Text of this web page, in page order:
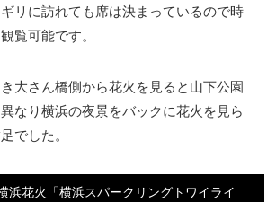
リに訪れても席は決まっているので時
覧可能です。
大さん橋側から花火を見ると山下公園
なり横浜の夜景をバックに花火を見ら
でした。
浜花火「横浜スパークリングトワイライ